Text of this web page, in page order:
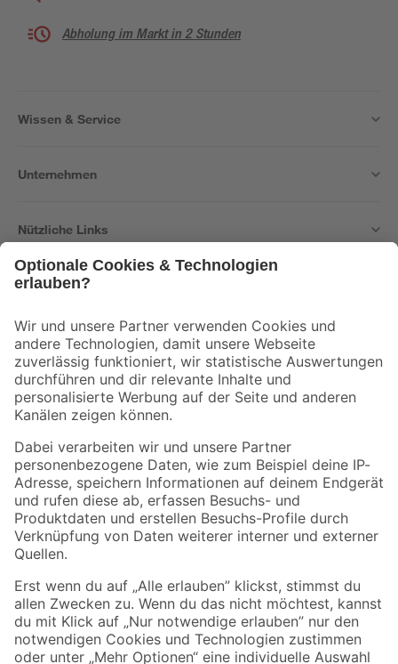
Abholung im Markt in 2 Stunden
Wissen & Service
Unternehmen
Nützliche Links
Der toom Newsletter: Keine Angebote und Aktionen mehr verpassen!
Zur Newsletter Anmeldung
Folge uns
Zahlungsarten Versandarten
Sicher einkaufen
Jetzt die toom-App herunterladen